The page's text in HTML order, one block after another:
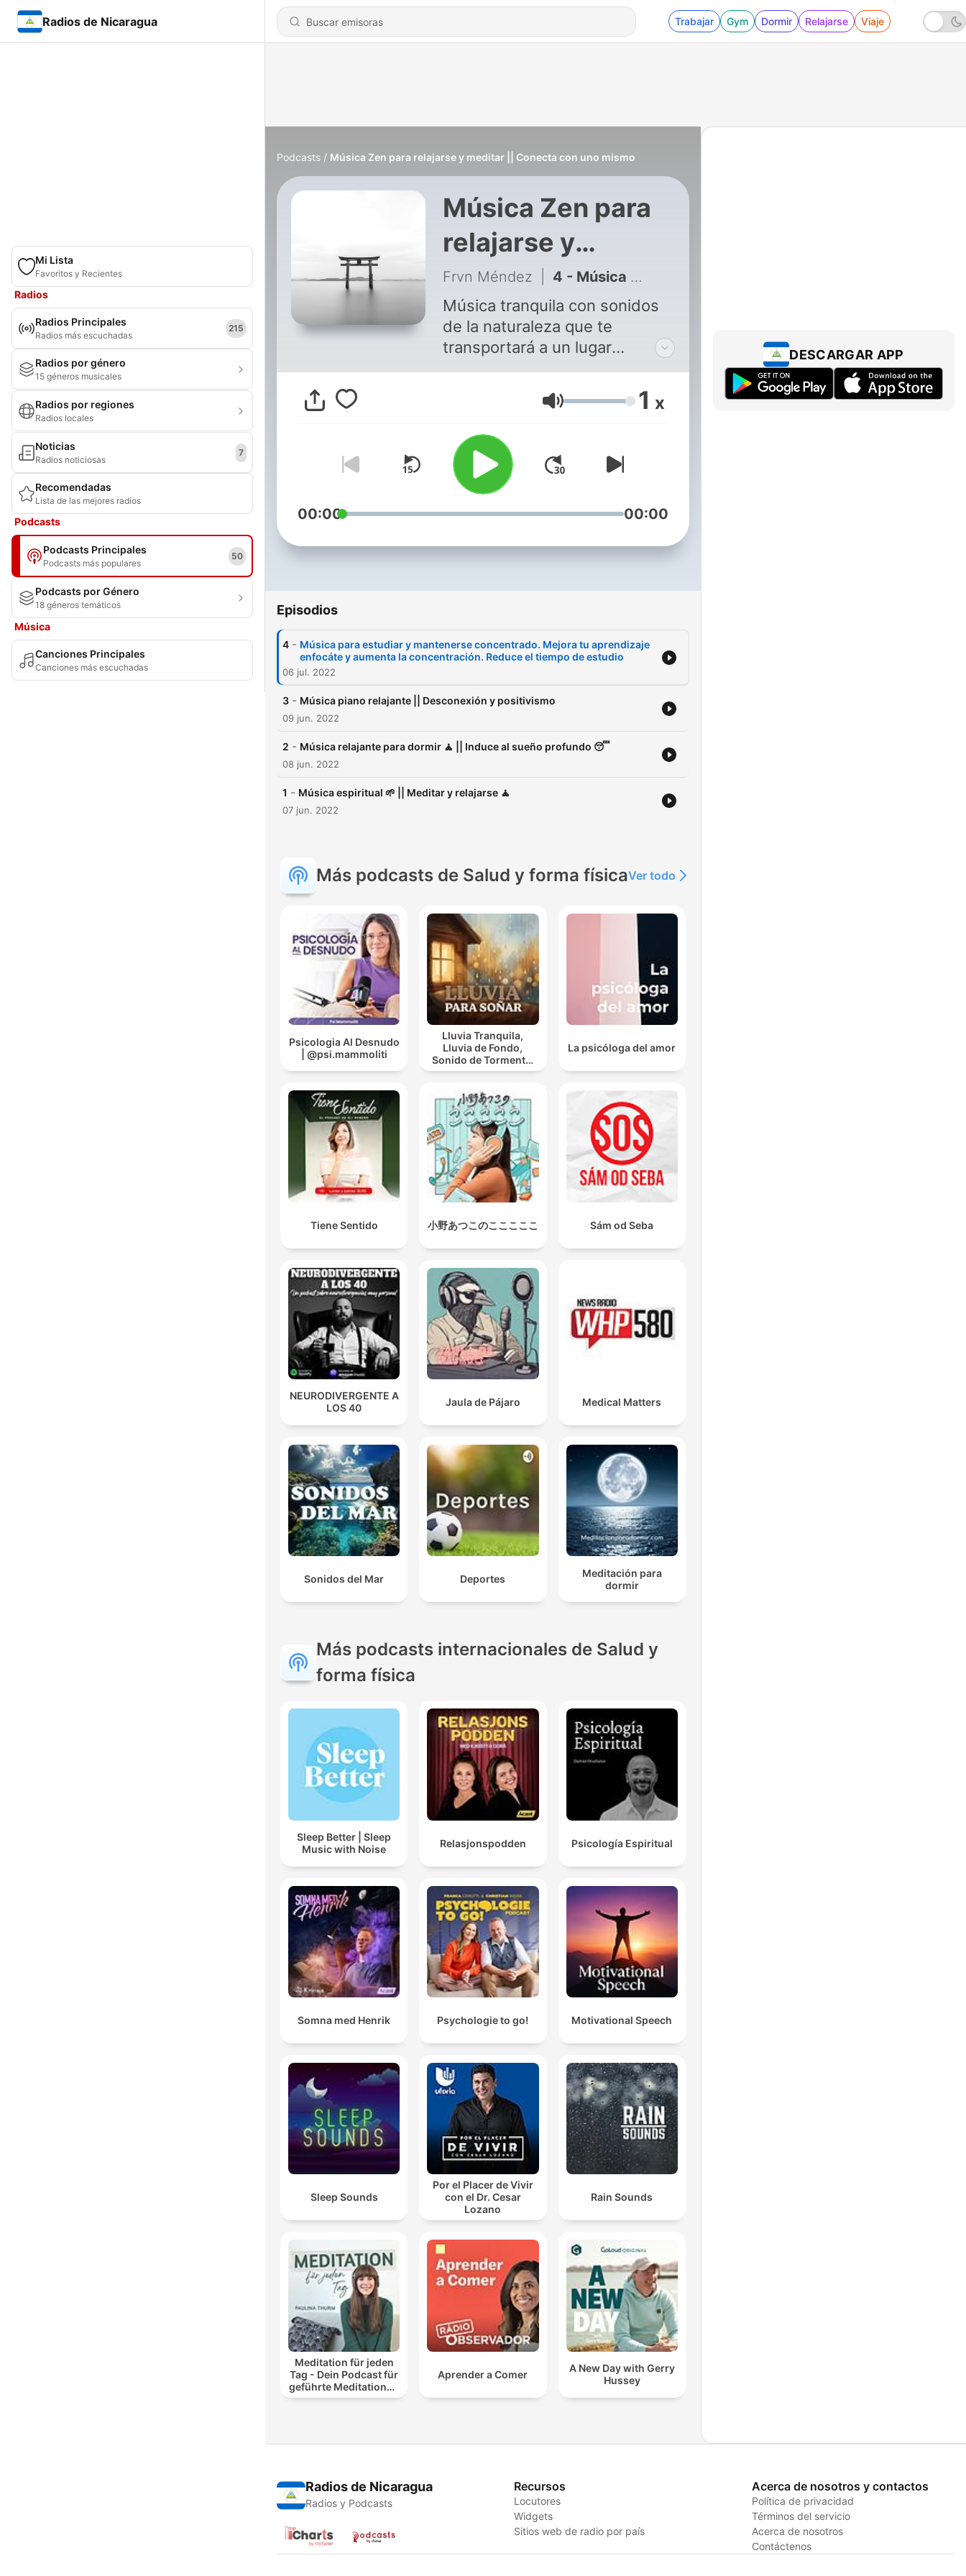
Radios de Nicaragua Trabajar Gym Dormir Relajarse Viaje
Mi Lista
Favoritos y Recientes
Radios
Radios Principales
Radios más escuchadas
215
Radios por género
15 géneros musicales
Radios por regiones
Radios locales
Noticias
Radios noticiosas
7
Recomendadas
Lista de las mejores radios
Podcasts
Podcasts Principales
Podcasts más populares
50
Podcasts por Género
18 géneros temáticos
Música
Canciones Principales
Canciones más escuchadas
Podcasts Música Zen para relajarse y meditar || Conecta con uno mismo
Música Zen para
relajarse y
meditar ||
Conecta con uno
mismo
Frvn Méndez 4 - Música para estudiar y mantenerse concentrado. Mejora tu aprendizaje enfocáte y aumenta la concentración. Reduce el tiempo de estudio
Música tranquila con sonidos
de la naturaleza que te
transportará a un lugar
relajante donde poder meditar
o simplemente tomarse un
respiro. Música espiritual que
te conecta con la naturaleza y
ayuda a eliminar Ayuda a
eliminar el cortisol de nuestro
sistema, bajando los niveles
de estrés y modificando
liberando dopamina gracias a
Volumen 1 x
00:00 00:00
Episodios
4 - Música para estudiar y mantenerse concentrado. Mejora tu aprendizaje
enfocáte y aumenta la concentración. Reduce el tiempo de estudio
06 jul. 2022
3 - Música piano relajante || Desconexión y positivismo
09 jun. 2022
2 - Música relajante para dormir 🧘 || Induce al sueño profundo 😴
08 jun. 2022
1 - Música espiritual 🌱 || Meditar y relajarse 🧘
07 jun. 2022
Más podcasts de Salud y forma físicaVer todo
Psicologia Al Desnudo
| @psi.mammoliti
Lluvia Tranquila,
Lluvia de Fondo,
Sonido de Tormenta,
Día Lluvioso, Lluvia
La psicóloga del amor
Tiene Sentido 小野あつこのこここここ Sám od Seba
NEURODIVERGENTE A
LOS 40
Jaula de Pájaro Medical Matters
Sonidos del Mar Deportes
Meditación para
dormir
Más podcasts internacionales de Salud y
forma física
Sleep Better | Sleep
Music with Noise
Relasjonspodden Psicología Espiritual
Somna med Henrik Psychologie to go! Motivational Speech
Sleep Sounds
Por el Placer de Vivir
con el Dr. Cesar
Lozano
Rain Sounds
Meditation für jeden
Tag - Dein Podcast für
geführte Meditationen
und Entspannung
Aprender a Comer
A New Day with Gerry
Hussey
DESCARGAR APP
Radios de Nicaragua
Radios y Podcasts
Recursos
Locutores
Widgets
Sitios web de radio por país
Acerca de nosotros y contactos
Política de privacidad
Términos del servicio
Acerca de nosotros
Contáctenos